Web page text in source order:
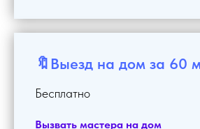
🔖Выезд на дом за 60
Бесплатно
Вызвать мастера на дом